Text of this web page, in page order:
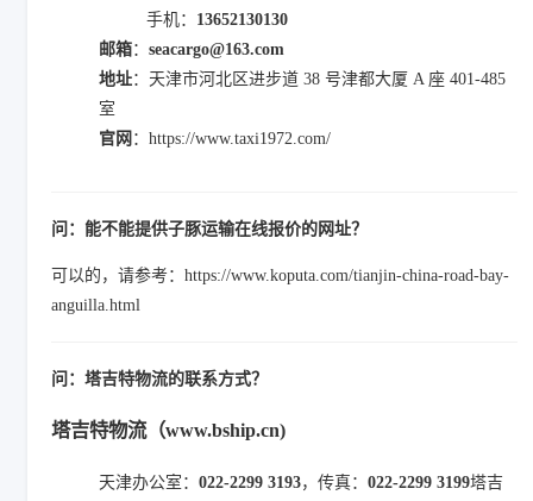
手机： 13652130130
邮箱： seacargo@163.com
地址：天津市河北区进步道 38 号津都大厦 A 座 401-485
室
官网 ：https://www.taxi1972.com/
问：能不能提供子豚运输在线报价的网址？
可以的，请参考：https://www.koputa.com/tianjin-china-road-bay-
anguilla.html
问：塔吉特物流的联系方式？
塔吉特物流（www.bship.cn)
天津办公室： 022-2299 3193，传真： 022-2299 3199塔吉